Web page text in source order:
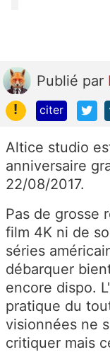
Publié par
!
citer
Altice studio
anniversaire
22/08/2017.
Pas de grosse
film 4K ni de
séries
débarquer
encore dispo.
pratique du
visionnées ne
critiquer mais